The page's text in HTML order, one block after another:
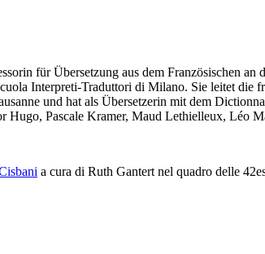
für Übersetzung aus dem Französischen
Interpreti-Traduttori di Milano. Sie leitet die
und hat als Übersetzerin mit dem
Pascale Kramer, Maud Lethielleux, Léo
a cura di Ruth Gantert nel quadro delle